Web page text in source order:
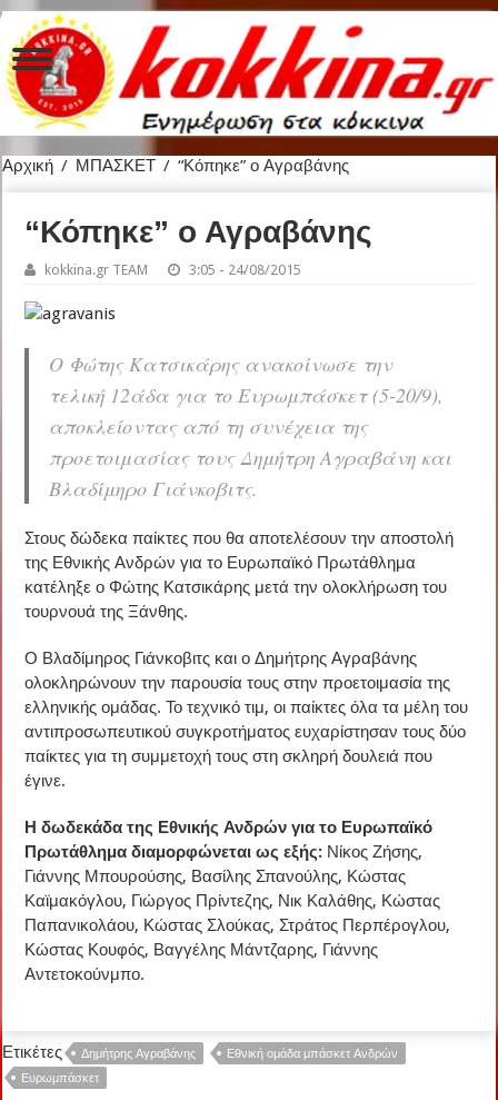
Αρχική / ΜΠΑΣΚΕΤ / “Κόπηκε” ο Αγραβάνης
“Κόπηκε” ο Αγραβάνης
kokkina.gr TEAM 3:05 - 24/08/2015
Ο Φώτης Κατσικάρης ανακοίνωσε την
τελική 12άδα για το Ευρωμπάσκετ (5-20/9),
αποκλείοντας από τη συνέχεια της
προετοιμασίας τους Δημήτρη Αγραβάνη και
Βλαδίμηρο Γιάνκοβιτς.
Στους δώδεκα παίκτες που θα αποτελέσουν την αποστολή
της Εθνικής Ανδρών για το Ευρωπαϊκό Πρωτάθλημα
κατέληξε ο Φώτης Κατσικάρης μετά την ολοκλήρωση του
τουρνουά της Ξάνθης.
Ο Βλαδίμηρος Γιάνκοβιτς και ο Δημήτρης Αγραβάνης
ολοκληρώνουν την παρουσία τους στην προετοιμασία της
ελληνικής ομάδας. Το τεχνικό τιμ, οι παίκτες όλα τα μέλη του
αντιπροσωπευτικού συγκροτήματος ευχαρίστησαν τους δύο
παίκτες για τη συμμετοχή τους στη σκληρή δουλειά που
έγινε.
Η δωδεκάδα της Εθνικής Ανδρών για το Ευρωπαϊκό
Πρωτάθλημα διαμορφώνεται ως εξής: Νίκος Ζήσης,
Γιάννης Μπουρούσης, Βασίλης Σπανούλης, Κώστας
Καϊμακόγλου, Γιώργος Πρίντεζης, Νικ Καλάθης, Κώστας
Παπανικολάου, Κώστας Σλούκας, Στράτος Περπέρογλου,
Κώστας Κουφός, Βαγγέλης Μάντζαρης, Γιάννης
Αντετοκούνμπο.
Ετικέτες Δημήτρης Αγραβάνης
Εθνική ομάδα μπάσκετ Ανδρών
Ευρωμπάσκετ